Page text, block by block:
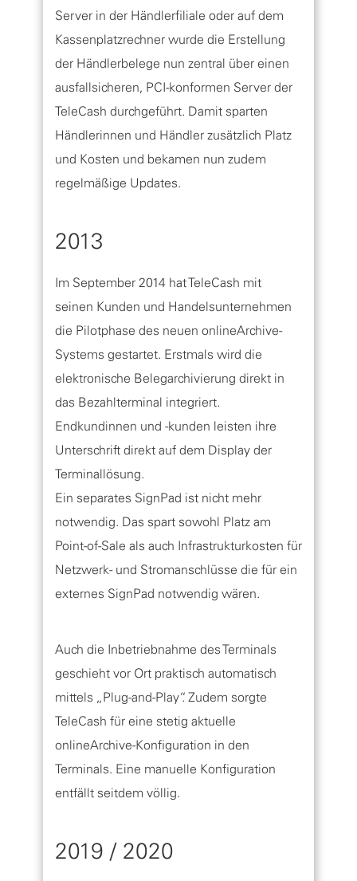
Server in der Händlerfiliale oder auf dem
Kassenplatzrechner wurde die Erstellung
der Händlerbelege nun zentral über einen
ausfallsicheren, PCI-konformen Server der
TeleCash durchgeführt. Damit sparten
Händlerinnen und Händler zusätzlich Platz
und Kosten und bekamen nun zudem
regelmäßige Updates.
2013
Im September 2014 hat TeleCash mit
seinen Kunden und Handelsunternehmen
die Pilotphase des neuen onlineArchive-
Systems gestartet. Erstmals wird die
elektronische Belegarchivierung direkt in
das Bezahlterminal integriert.
Endkundinnen und -kunden leisten ihre
Unterschrift direkt auf dem Display der
Terminallösung.
Ein separates SignPad ist nicht mehr
notwendig. Das spart sowohl Platz am
Point-of-Sale als auch Infrastrukturkosten für
Netzwerk- und Stromanschlüsse die für ein
externes SignPad notwendig wären.
Auch die Inbetriebnahme des Terminals
geschieht vor Ort praktisch automatisch
mittels „Plug-and-Play“. Zudem sorgte
TeleCash für eine stetig aktuelle
onlineArchive-Konfiguration in den
Terminals. Eine manuelle Konfiguration
entfällt seitdem völlig.
2019 / 2020